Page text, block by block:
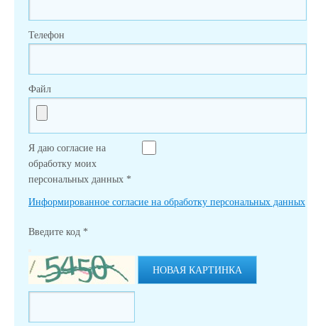
Телефон
Файл
Я даю согласие на
обработку моих
персональных данных *
Информированное согласие на обработку персональных данных
Введите код *
НОВАЯ КАРТИНКА